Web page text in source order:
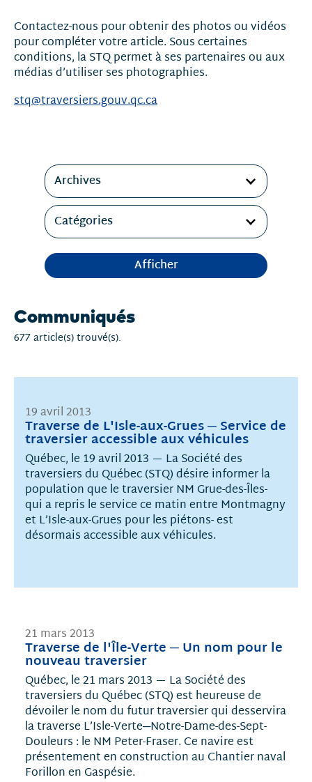
Contactez-nous pour obtenir des photos ou vidéos
pour compléter votre article. Sous certaines
conditions, la STQ permet à ses partenaires ou aux
médias d’utiliser ses photographies.
stq@traversiers.gouv.qc.ca
Filtres
Archives
Catégories
Afficher
Communiqués
677 article(s) trouvé(s).
Traverse de L'Isle-aux-Grues ─ Service de
traversier accessible aux véhicules
19 avril 2013
Québec, le 19 avril 2013 — La Société des
traversiers du Québec (STQ) désire informer la
population que le traversier NM Grue-des-Îles-
qui a repris le service ce matin entre Montmagny
et L’Isle-aux-Grues pour les piétons- est
désormais accessible aux véhicules.
Traverse de l'Île-Verte ─ Un nom pour le
nouveau traversier
21 mars 2013
Québec, le 21 mars 2013 — La Société des
traversiers du Québec (STQ) est heureuse de
dévoiler le nom du futur traversier qui desservira
la traverse L’Isle-Verte─Notre-Dame-des-Sept-
Douleurs : le NM Peter-Fraser. Ce navire est
présentement en construction au Chantier naval
Forillon en Gaspésie.